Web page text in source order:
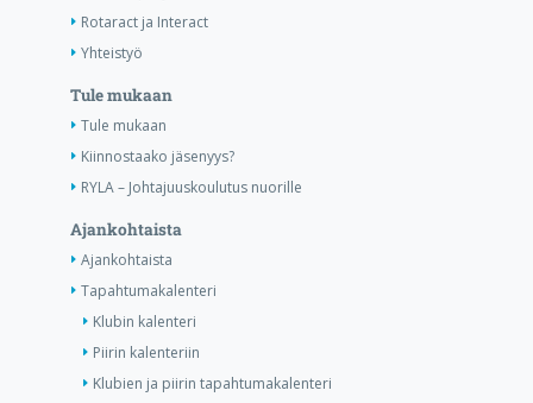
Rotaract ja Interact
Yhteistyö
Tule mukaan
Tule mukaan
Kiinnostaako jäsenyys?
RYLA – Johtajuuskoulutus nuorille
Ajankohtaista
Ajankohtaista
Tapahtumakalenteri
Klubin kalenteri
Piirin kalenteriin
Klubien ja piirin tapahtumakalenteri